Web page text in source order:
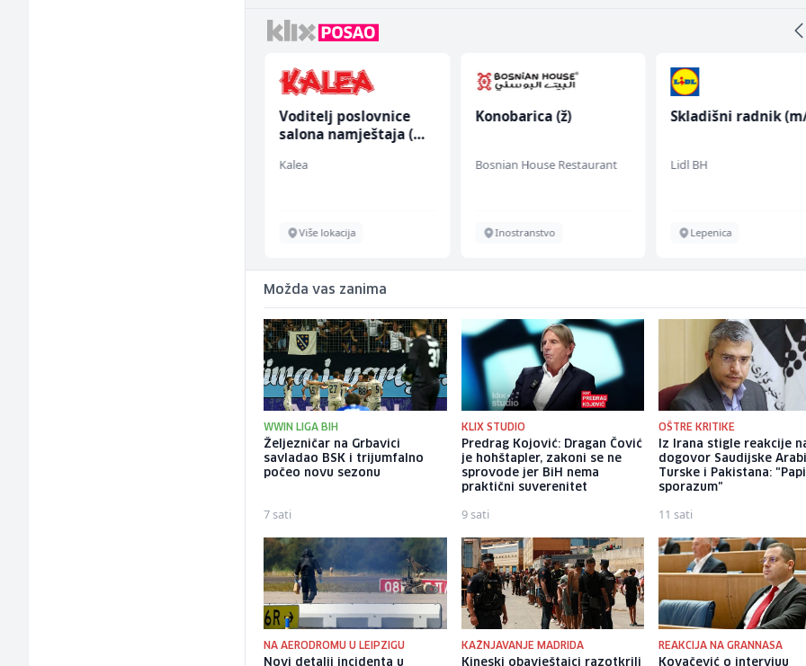
Voditelj poslovnice
salona namještaja (m/
Kalea
Više lokacija
Konobarica (ž)
Bosnian House Restaurant
Inostranstvo
Skladišni radnik
Lidl BH
Lepenica
Možda vas zanima
WWIN LIGA BIH
Željezničar na Grbavici
savladao BSK i trijumfalno
počeo novu sezonu
7 sati
KLIX STUDIO
Predrag Kojović: Dragan Čović
je hohštapler, zakoni se ne
sprovode jer BiH nema
praktični suverenitet
9 sati
OŠTRE KRITIKE
Iz Irana stigle reakcije
dogovor Saudijske
Turske i Pakistana:
sporazum"
11 sati
NA AERODROMU U LEIPZIGU
Novi detalji incidenta u
KAŽNJAVANJE MADRIDA
Kineski obavještajci razotkrili
REAKCIJA NA GRANNASA
Kovačević o intervjuu